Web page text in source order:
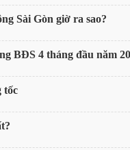
Sài Gòn giờ ra sao?
BĐS 4 tháng đầu năm
tốc